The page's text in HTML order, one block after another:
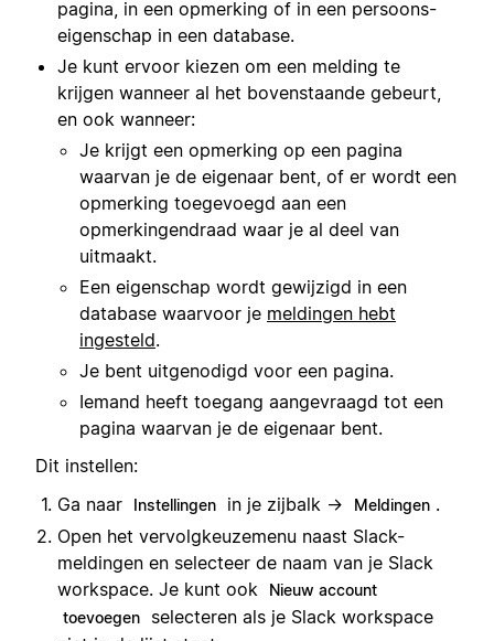
pagina, in een opmerking of in een persoons-
eigenschap in een database.
Je kunt ervoor kiezen om een melding te
krijgen wanneer al het bovenstaande gebeurt,
en ook wanneer:
Je krijgt een opmerking op een pagina
waarvan je de eigenaar bent, of er wordt een
opmerking toegevoegd aan een
opmerkingendraad waar je al deel van
uitmaakt.
Een eigenschap wordt gewijzigd in een
database waarvoor je meldingen hebt
ingesteld.
Je bent uitgenodigd voor een pagina.
Iemand heeft toegang aangevraagd tot een
pagina waarvan je de eigenaar bent.
Dit instellen:
Ga naar
Instellingen in je zijbalk → Meldingen .
Open het vervolgkeuzemenu naast Slack-
meldingen en selecteer de naam van je Slack
workspace. Je kunt ook
Nieuw account
toevoegen
selecteren als je Slack workspace